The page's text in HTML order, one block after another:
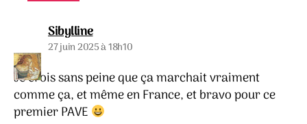
Sibyllinedit :
27 juin 2025 à 18h10
Je crois sans peine que ça marchait vraiment
comme ça, et même en France, et bravo pour ce
premier PAVE